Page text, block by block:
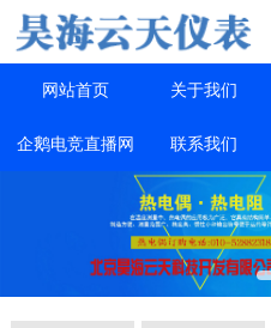
网站首页 关于我们
企鹅电竞直播网 联系我们